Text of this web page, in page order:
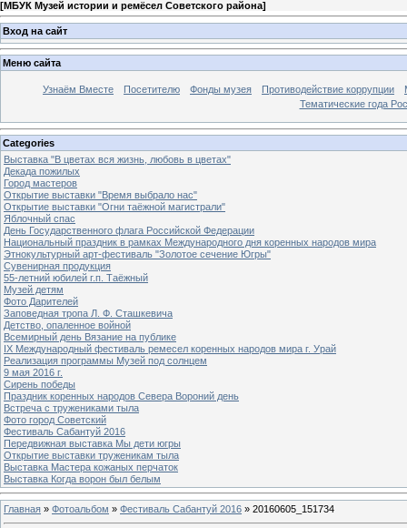
[МБУК Музей истории и ремёсел Советского района]
Вход на сайт
Меню сайта
Узнаём Вместе Посетителю Фонды музея Противодействие коррупции
Тематические года
Categories
Выставка "В цветах вся жизнь, любовь в цветах"
Декада пожилых
Город мастеров
Открытие выставки "Время выбрало нас"
Открытие выставки "Огни таёжной магистрали"
Яблочный спас
День Государственного флага Российской Федерации
Национальный праздник в рамках Международного дня коренных народов мира
Этнокультурный арт-фестиваль "Золотое сечение Югры"
Сувенирная продукция
55-летний юбилей г.п. Таёжный
Музей детям
Фото Дарителей
Заповедная тропа Л. Ф. Сташкевича
Детство, опаленное войной
Всемирный день Вязание на публике
IX Международный фестиваль ремесел коренных народов мира г. Урай
Реализация программы Музей под солнцем
9 мая 2016 г.
Сирень победы
Праздник коренных народов Севера Вороний день
Встреча с тружениками тыла
Фото город Советский
Фестиваль Сабантуй 2016
Передвижная выставка Мы дети югры
Открытие выставки труженикам тыла
Выставка Мастера кожаных перчаток
Выставка Когда ворон был белым
Главная » Фотоальбом » Фестиваль Сабантуй 2016 » 20160605_151734